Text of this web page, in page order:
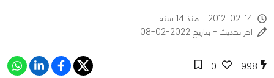
2012-02-14 - منذ 14 سنة
اخر تحديث - بتاريخ 2022-02-08
998
0